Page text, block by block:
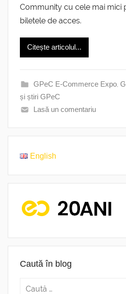
Community cu cele mai mici
biletele de acces.
Citește articolul...
GPeC E-Commerce Expo,
și știri GPeC
Lasă un comentariu
English
Caută în blog